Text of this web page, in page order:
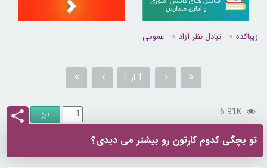
زیباکده تبادل نظر آزاد عمومی
1 از 1
6.91K
تو بچگی کدوم کارتون رو بیشتر می دیدی؟